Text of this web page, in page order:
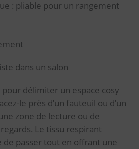
: pliable pour un rangement
dans un salon
délimiter un espace cosy
le près d’un fauteuil ou d’un
zone de lecture ou de
Le tissu respirant
passer tout en offrant une